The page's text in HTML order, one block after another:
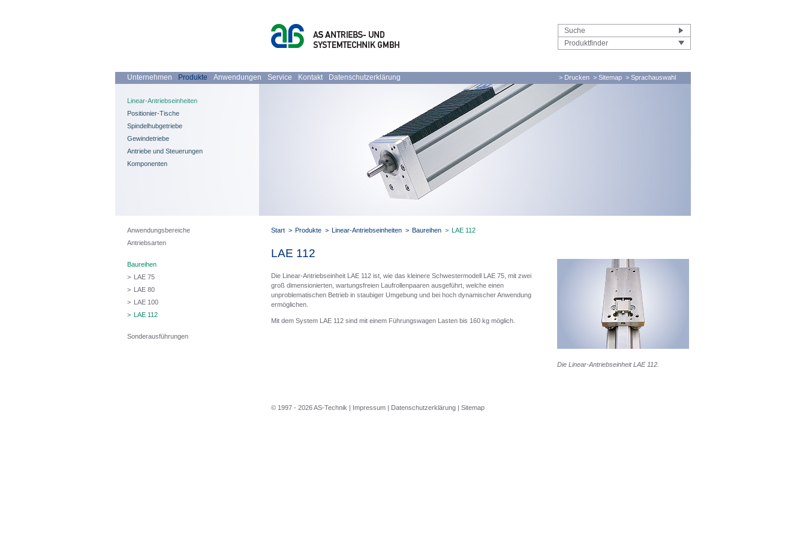
Produktfinder
> Drucken > Sitemap > Sprachauswahl
Unternehmen Produkte Anwendungen Service Kontakt Datenschutzerklärung
Linear-Antriebseinheiten
Positionier-Tische
Spindelhubgetriebe
Gewindetriebe
Antriebe und Steuerungen
Komponenten
Anwendungsbereiche
Antriebsarten
Baureihen
> LAE 75
> LAE 80
> LAE 100
> LAE 112
Sonderausführungen
Start > Produkte > Linear-Antriebseinheiten > Baureihen > LAE 112
LAE 112
Die Linear-Antriebseinheit LAE 112 ist, wie das kleinere Schwestermodell LAE 75, mit zwei
groß dimensionierten, wartungsfreien Laufrollenpaaren ausgeführt, welche einen
unproblematischen Betrieb in staubiger Umgebung und bei hoch dynamischer Anwendung
ermöglichen.
Mit dem System LAE 112 sind mit einem Führungswagen Lasten bis 160 kg möglich.
Die Linear-Antriebseinheit LAE 112.
© 1997 - 2026 AS-Technik | Impressum | Datenschutzerklärung | Sitemap